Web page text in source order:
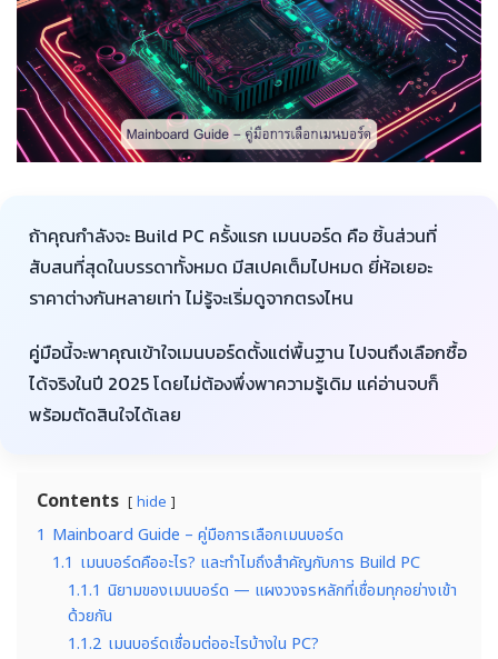
ถ้าคุณกำลังจะ Build PC ครั้งแรก เมนบอร์ด คือ ชิ้นส่วนที่
สับสนที่สุดในบรรดาทั้งหมด มีสเปคเต็มไปหมด ยี่ห้อเยอะ
ราคาต่างกันหลายเท่า ไม่รู้จะเริ่มดูจากตรงไหน
คู่มือนี้จะพาคุณเข้าใจเมนบอร์ดตั้งแต่พื้นฐาน ไปจนถึงเลือกซื้อ
ได้จริงในปี 2025 โดยไม่ต้องพึ่งพาความรู้เดิม แค่อ่านจบก็
พร้อมตัดสินใจได้เลย
Contents hide
1 Mainboard Guide – คู่มือการเลือกเมนบอร์ด
1.1 เมนบอร์ดคืออะไร? และทำไมถึงสำคัญกับการ Build PC
1.1.1 นิยามของเมนบอร์ด — แผงวงจรหลักที่เชื่อมทุกอย่างเข้า
ด้วยกัน
1.1.2 เมนบอร์ดเชื่อมต่ออะไรบ้างใน PC?